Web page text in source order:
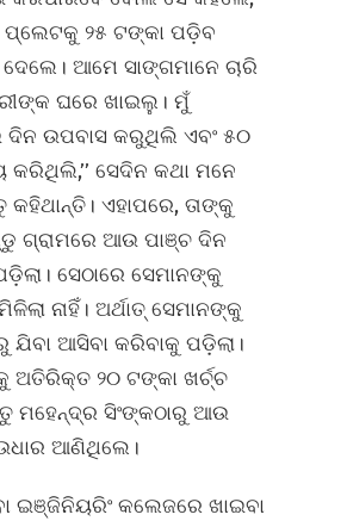
୨୫ ଟଙ୍କା ପଡ଼ିବ
ଆମେ ସାଙ୍ଗମାନେ ଚାରି
ଘରେ ଖାଇଲୁ। ମୁଁ
ଦିନ ଉପବାସ କରୁଥିଲି ଏବଂ ୫୦
କରିଥିଲି,’’ ସେଦିନ କଥା ମନେ
ଏହାପରେ, ତାଙ୍କୁ
ଗ୍ରାମରେ ଆଉ ପାଞ୍ଚ ଦିନ
ସେଠାରେ ସେମାନଙ୍କୁ
ନାହିଁ। ଅର୍ଥାତ୍‌ ସେମାନଙ୍କୁ
ଯିବା ଆସିବା କରିବାକୁ ପଡ଼ିଲା।
ଅତିରିକ୍ତ ୨୦ ଟଙ୍କା ଖର୍ଚ୍ଚ
ମହେନ୍ଦ୍ର ସିଂଙ୍କଠାରୁ ଆଉ
ଆଣିଥିଲେ।
ଇଞ୍ଜିନିୟରିଂ କଲେଜରେ ଖାଇବା